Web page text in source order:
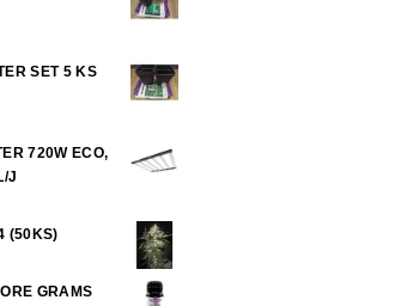
SET 5 KS
720W ECO,
J
(50KS)
GRAMS